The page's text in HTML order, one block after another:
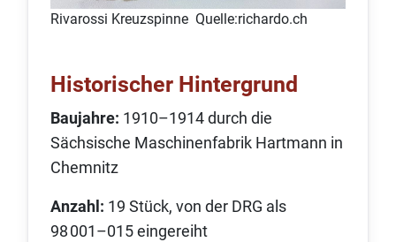
Rivarossi Kreuzspinne Quelle:richardo.ch
Historischer Hintergrund
Baujahre: 1910–1914 durch die
Sächsische Maschinenfabrik Hartmann in
Chemnitz
Anzahl: 19 Stück, von der DRG als
98 001–015 eingereiht